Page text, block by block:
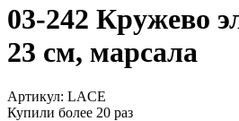
03-242 Кружево
23 см, марсала
Артикул: LACE
Купили более 20 раз